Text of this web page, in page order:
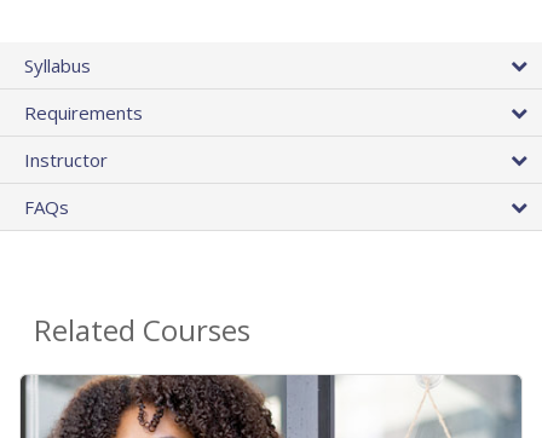
Syllabus
Requirements
Instructor
FAQs
Related Courses